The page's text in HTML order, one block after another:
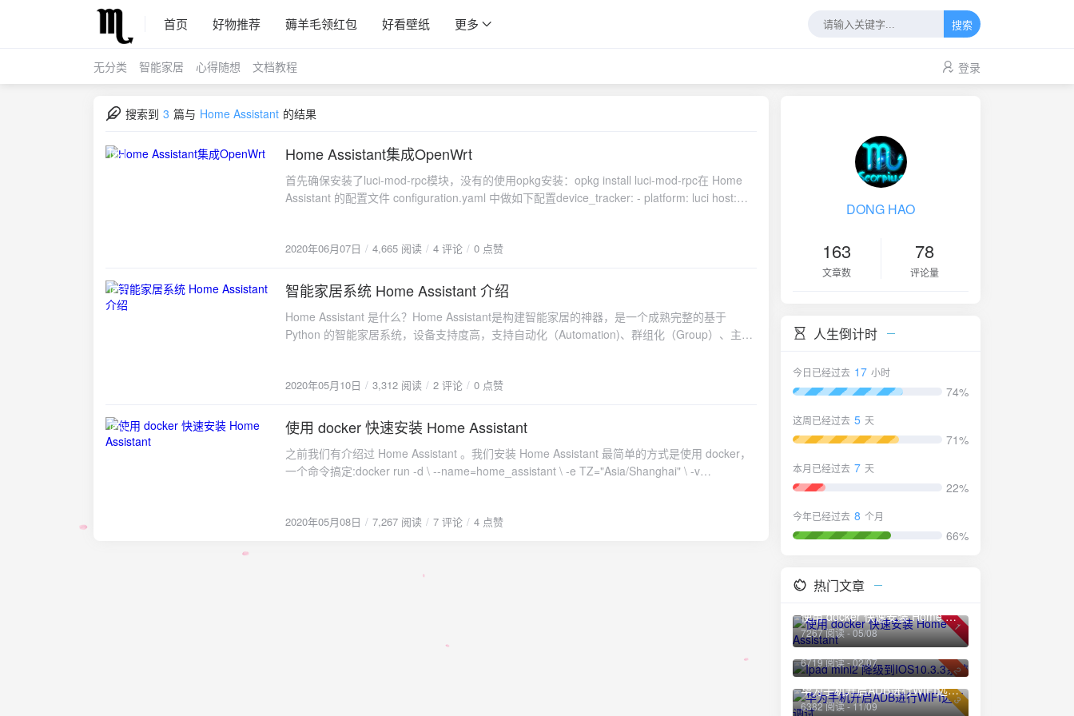
首页 好物推荐 薅羊毛领红包 好看壁纸 更多 搜索
无分类 智能家居 心得随想 文档教程 登录
搜索到 3 篇与 Home Assistant 的结果
2020-06-07
Home Assistant集成OpenWrt
首先确保安装了luci-mod-rpc模块，没有的使用opkg安装：opkg install luci-mod-rpc在 Home
Assistant 的配置文件 configuration.yaml 中做如下配置device_tracker: - platform: luci host:
NAME="OpenWrt" VERSION="SNAPSHOT" ID="openwrt" ID_LIKE="lede openwrt"
HOME_URL="https://openwrt.org/" BUG_URL="https://bugs.openwrt.org/"
SUPPORT_URL="https://forum.openwrt.org/" BUILD_ID="r0-f892bcd"
OPENWRT_BOARD="x86/64" OPENWRT_ARCH="x86_64" OPENWRT_TAINTS="no-all"
OPENWRT_DEVICE_MANUFACTURER="OpenWrt"
OPENWRT_RELEASE="OpenWrt SNAPSHOT r0-f892bcd"
2020年06月07日 4,665 阅读 4 评论 0 点赞
2020-05-10
智能家居系统 Home Assistant 介绍
Home Assistant 是什么？Home Assistant是构建智能家居的神器，是一个成熟完整的基于
Python 的智能家居系统，设备支持度高，支持自动化（Automation)、群组化（Group）、主题
种），手动或按照自己的需求自动化地联动这些外部设备，构建随心所欲的智能家居场景。
家/天猫精灵/小度等智能家居系统的区别Home Assistant是一个开放平台，需要一定的编码能
力，更加适合于极客。它几乎可以集成所有的传感器设备，构造更加智能贴心的自动化场景。并
且数据和管理都在本地端，安全性和稳定性更加高。米家/天猫精灵/小度等智能家居系统更加傻
瓜化，平台高度定制化，更加适合小白用户。它接入的设备比较有限，智能场景定制化能力不
灵，小爱音箱和智能插座全部集成进去。这样我对着小爱同学和天猫精灵甚至脱离它们直接控制
以让小爱音箱去播报你即将到家。比如外面将要下雨了，Home Assistant可以让小爱同学主动说
name="tdj_pic_keyword_2" keyword="NAS 群晖" float="1"]NAS[/sc]、[sc
2020年05月10日 3,312 阅读 2 评论 0 点赞
2020-05-08
使用 docker 快速安装 Home Assistant
之前我们有介绍过 Home Assistant 。我们安装 Home Assistant 最简单的方式是使用 docker，
一个命令搞定:docker run -d \ --name=home_assistant \ -e TZ="Asia/Shanghai" \ -v
好之后，访问 http://[IP]:8123 就能看到界面啦。
2020年05月08日 7,267 阅读 7 评论 4 点赞
DONG HAO
163
文章数
78
评论量
人生倒计时
今日已经过去 17 小时
74%
这周已经过去 5 天
71%
本月已经过去 7 天
22%
今年已经过去 8 个月
66%
热门文章
1
使用 docker 快速安装 Home Assistant
7267 阅读 - 05/08
2
Ipad mini2 降级到IOS10.3.3系统
6719 阅读 - 02/07
3
华为手机开启ADB进行WIFI远程调试
6382 阅读 - 11/09